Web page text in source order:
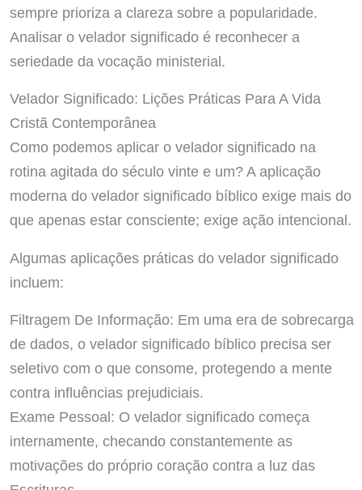
sempre prioriza a clareza sobre a popularidade.
Analisar o velador significado é reconhecer a
seriedade da vocação ministerial.
Velador Significado: Lições Práticas Para A Vida
Cristã Contemporânea
Como podemos aplicar o velador significado na
rotina agitada do século vinte e um? A aplicação
moderna do velador significado bíblico exige mais do
que apenas estar consciente; exige ação intencional.
Algumas aplicações práticas do velador significado
incluem:
Filtragem De Informação: Em uma era de sobrecarga
de dados, o velador significado bíblico precisa ser
seletivo com o que consome, protegendo a mente
contra influências prejudiciais.
Exame Pessoal: O velador significado começa
internamente, checando constantemente as
motivações do próprio coração contra a luz das